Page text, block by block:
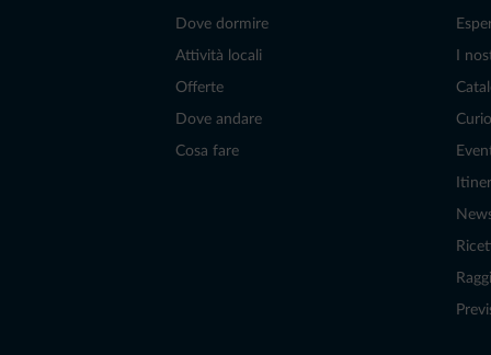
Dove dormire
Attività locali
Offerte
Dove andare
Cosa fare
I